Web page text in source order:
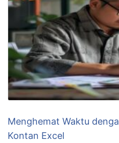
Menghemat Waktu
Kontan Excel